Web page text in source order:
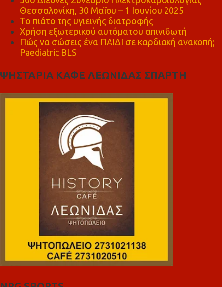
Θεσσαλονίκη, 30 Μαΐου – 1 Ιουνίου 2025
Το πιάτο της υγιεινής διατροφής
Χρήση εξωτερικού αυτόματου απινιδωτή
Πώς να σώσεις ένα ΠΑΙΔΙ σε καρδιακή ανακοπή;
Paediatric BLS
ΨΗΣΤΑΡΙΑ ΚΑΦΕ ΛΕΩΝΙΔΑΣ ΣΠΑΡΤΗ